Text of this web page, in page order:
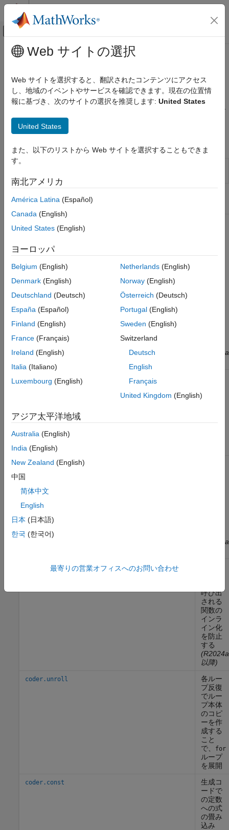
コンテンツへスキップ
オフキャンバス ナビゲーション メ
ドキュメンテーションのホーム
ブロックとブロックセットの作成
ブロック アルゴリズムの作成
MATLAB Functions を使用したブロックの作成
MATLAB Function ブロックの基礎
MATLAB Function ブロック内の変数
MATLAB Function ブロック エディター
コード生成のためのプログラミング
パフォーマンス
メインコンテンツ
パフォーマンス
生成コードのパフォーマンス改善のためのガイドライン
コード生成を目的とする MATLAB®アルゴリズムを設計する際
は、生成コードのパフォーマンスを改善するために以下のガイド
ラインに従ってください。
ブロック
関数
ン設定
(R2024a
coder.inline
ードで
インラ
coder.inlineCall
(R2024a
coder.nonInlineCall
呼び出
される
関数の
インラ
イン化
を防止
する
(R2024a
以降)
coder.unroll
各ルー
プ反復
でルー
プ本体
のコピ
ーを作
成する
こと
で、
for
ループ
を展開
coder.const
生成コ
ードで
の定数
への式
の畳み
込み
Web サイトの選択
Web サイトを選択すると、翻訳されたコンテンツにアクセス
し、地域のイベントやサービスを確認できます。現在の位置情
報に基づき、次のサイトの選択を推奨します: United States
United States
また、以下のリストから Web サイトを選択することもできま
す。
南北アメリカ
América Latina (Español)
Canada (English)
United States (English)
ヨーロッパ
Belgium (English)
Denmark (English)
Deutschland (Deutsch)
España (Español)
Finland (English)
France (Français)
Ireland (English)
Italia (Italiano)
Luxembourg (English)
Netherlands(English)
Norway(English)
Österreich (Deutsch)
Portugal(English)
Sweden (English)
Switzerland
Deutsch
English
Français
United Kingdom (English)
アジア太平洋地域
Australia (English)
India (English)
New Zealand (English)
中国
简体中文
English
日本 (日本語)
한국 (한국어)
最寄りの営業オフィスへのお問い合わせ